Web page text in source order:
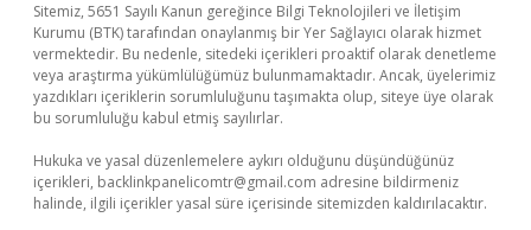
Sitemiz, 5651 Sayılı Kanun gereğince Bilgi Teknolojileri ve İletişim
Kurumu (BTK) tarafından onaylanmış bir Yer Sağlayıcı olarak hizmet
vermektedir. Bu nedenle, sitedeki içerikleri proaktif olarak denetleme
veya araştırma yükümlülüğümüz bulunmamaktadır. Ancak, üyelerimiz
yazdıkları içeriklerin sorumluluğunu taşımakta olup, siteye üye olarak
bu sorumluluğu kabul etmiş sayılırlar.
Hukuka ve yasal düzenlemelere aykırı olduğunu düşündüğünüz
içerikleri, backlinkpanelicomtr@gmail.com adresine bildirmeniz
halinde, ilgili içerikler yasal süre içerisinde sitemizden kaldırılacaktır.